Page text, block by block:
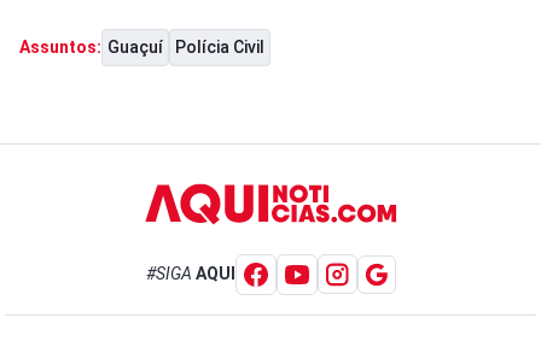
Assuntos: Guaçuí Polícia Civil
#SIGA AQUI